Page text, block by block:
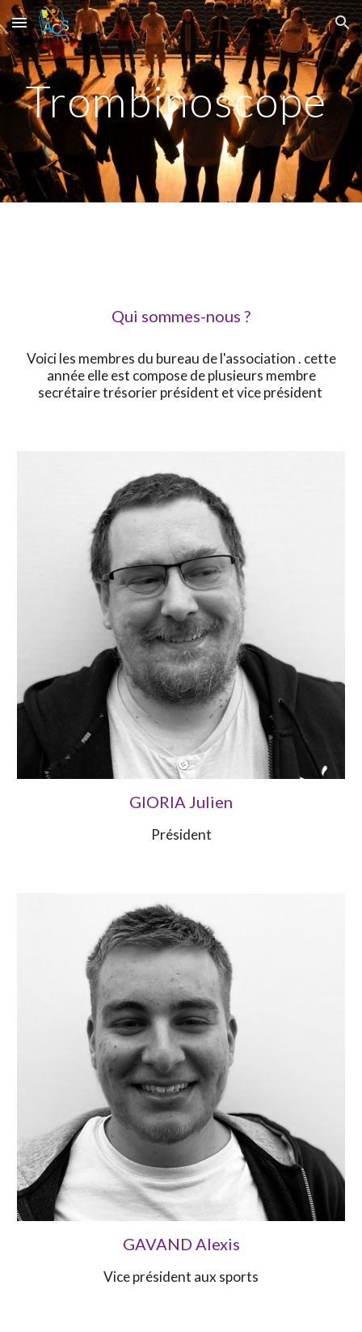
Skip to main content Skip to navigation
Trombinoscope
Qui sommes-nous ?
Voici les membres du bureau de l'association . cette
année elle est compose de plusieurs membre
secrétaire trésorier président et vice président
GIORIA Julien
Président
GAVAND Alexis
Vice président aux sports